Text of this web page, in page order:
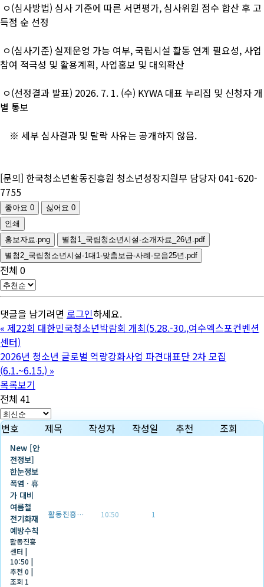
ㅇ(심사방법) 심사 기준에 따른 서면평가, 심사위원 점수 합산 후 고
득점 순 선정
ㅇ(심사기준) 실제운영 가능 여부, 국립시설 활동 연계 필요성, 사업
참여 적극성 및 활용계획, 사업홍보 및 대외확산
ㅇ(선정결과 발표) 2026. 7. 1. (수) KYWA 대표 누리집 및 신청자 개
별 통보
※ 세부 심사결과 및 탈락 사유는 공개하지 않음.
[문의] 한국청소년활동진흥원 청소년성장지원부 담당자 041-620-
7755
좋아요 0 싫어요 0
인쇄
홍보자료.png
별첨1_국립청소년시설-소개자료_26년.pdf
별첨2_국립청소년시설-1대1-맞춤보급-사례-모음25년.pdf
전체 0
댓글을 남기려면 로그인하세요.
« 제22회 대한민국청소년박람회 개최(5.28.-30.,여수엑스포컨벤션
센터)
2026년 청소년 글로벌 역량강화사업 파견대표단 2차 모집
(6.1.~6.15.) »
목록보기
전체 41
번호 제목 작성자 작성일 추천 조회
New [안
전정보]
한눈정보
폭염ㆍ휴
가 대비
여름철
전기화재
예방수칙
활동진흥
센터 |
10:50 |
추천 0 |
조회 1
활동진흥센터 10:50 1